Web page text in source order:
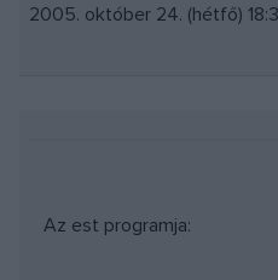
2005. október 24. (hétfő)
Az est programja: